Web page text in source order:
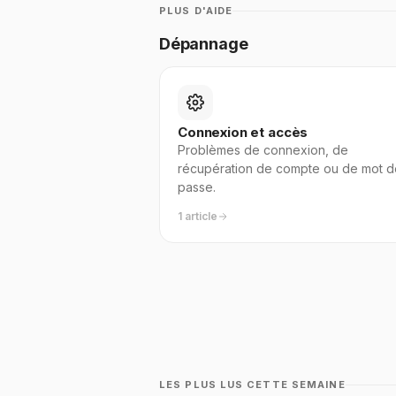
PLUS D'AIDE
Dépannage
Connexion et accès
Problèmes de connexion, de
récupération de compte ou de mot
passe.
1 article
LES PLUS LUS CETTE SEMAINE